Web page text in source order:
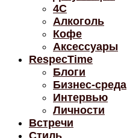
4C
Алкоголь
Кофе
Аксессуары
RespecTime
Блоги
Бизнес-среда
Интервью
Личности
Встречи
Стиль